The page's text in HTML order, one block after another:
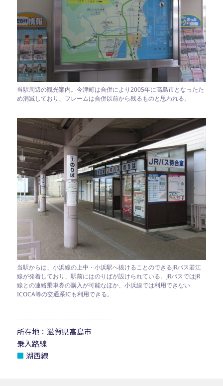
当駅周辺の観光案内。今津町は合併により2005年に高島市となったた
め消滅しており、フレームは合併以前から残るものと思われる。
当駅からは、小浜線の上中・小浜駅へ抜けることのできるJRバス若江
線が発着しており、駅前にはのりばが設けられている。JRバスではJR
線との連絡乗車券の購入が可能なほか、小浜線では利用できない
ICOCA等の交通系ICも利用できる。
—————————————
所在地：滋賀県高島市
乗入路線
■ 湖西線